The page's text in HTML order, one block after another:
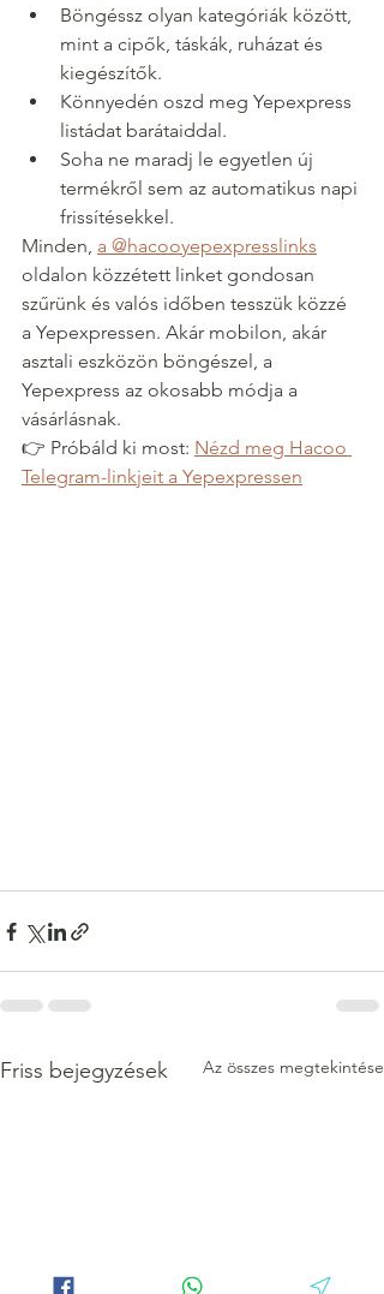
Böngéssz olyan kategóriák között,
mint a cipők, táskák, ruházat és
kiegészítők.
Könnyedén oszd meg Yepexpress
listádat barátaiddal.
Soha ne maradj le egyetlen új
termékről sem az automatikus napi
frissítésekkel.
Minden, a @hacooyepexpresslinks
oldalon közzétett linket gondosan
szűrünk és valós időben tesszük közzé
a Yepexpressen. Akár mobilon, akár
asztali eszközön böngészel, a
Yepexpress az okosabb módja a
vásárlásnak.
👉 Próbáld ki most: Nézd meg Hacoo
Telegram-linkjeit a Yepexpressen
Friss bejegyzések Az összes megtekintése